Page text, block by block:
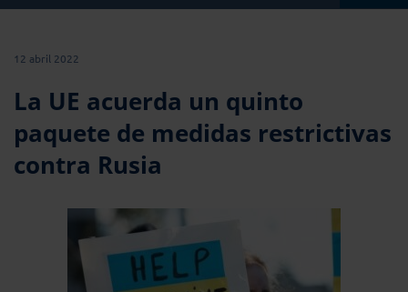
12 abril 2022
La UE acuerda un quinto
paquete de medidas restrictivas
contra Rusia